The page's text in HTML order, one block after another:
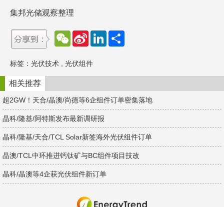
集邦光储观察整理
W
e
a
t
S
W
e
b
o
L
d
n
标签： 光伏技术 光伏组件
相关推荐
超2GW！天合/晶澳/尚德等6企组件订单密集落地
晶科/隆基/阿特斯发布最新调研报
晶科/隆基/天合/TCL Solar新签海外光伏组件订单
晶澳/TCL中环推进钙钛矿与BC组件项目技改
晶科/晶澳等4企获光伏组件新订单